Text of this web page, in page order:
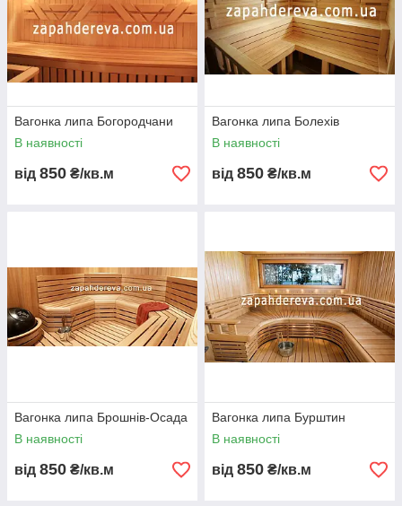
Вагонка липа Богородчани
В наявності
від 850 ₴/кв.м
Вагонка липа Болехів
В наявності
від 850 ₴/кв.м
Вагонка липа Брошнів-Осада
В наявності
від 850 ₴/кв.м
Вагонка липа Бурштин
В наявності
від 850 ₴/кв.м